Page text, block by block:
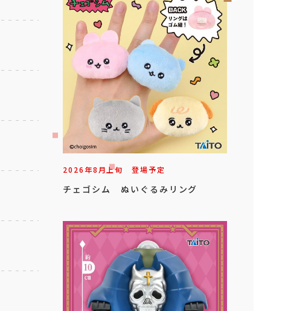
2026年8月上旬 登場予定
チェゴシム ぬいぐるみリング